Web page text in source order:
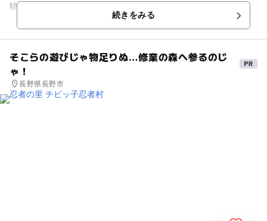
験プラン、ラフティング体験、カヌー体験、サイクルツアー
等、 イロイロなアウトド...続きをみる
そこらの遊びじゃ物足りぬ…修業の森へ参るのじ
ゃ！
長野県長野市